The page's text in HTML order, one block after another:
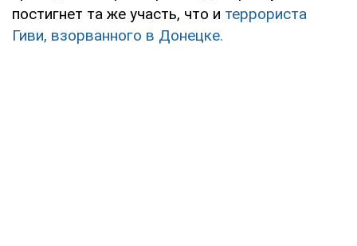
постигнет та же участь, что и террориста
Гиви, взорванного в Донецке.